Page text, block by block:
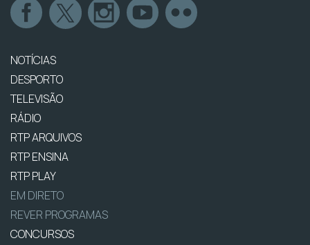
NOTÍCIAS
DESPORTO
TELEVISÃO
RÁDIO
RTP ARQUIVOS
RTP ENSINA
RTP PLAY
EM DIRETO
REVER PROGRAMAS
CONCURSOS